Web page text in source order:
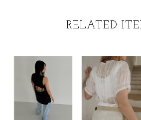
RELATED